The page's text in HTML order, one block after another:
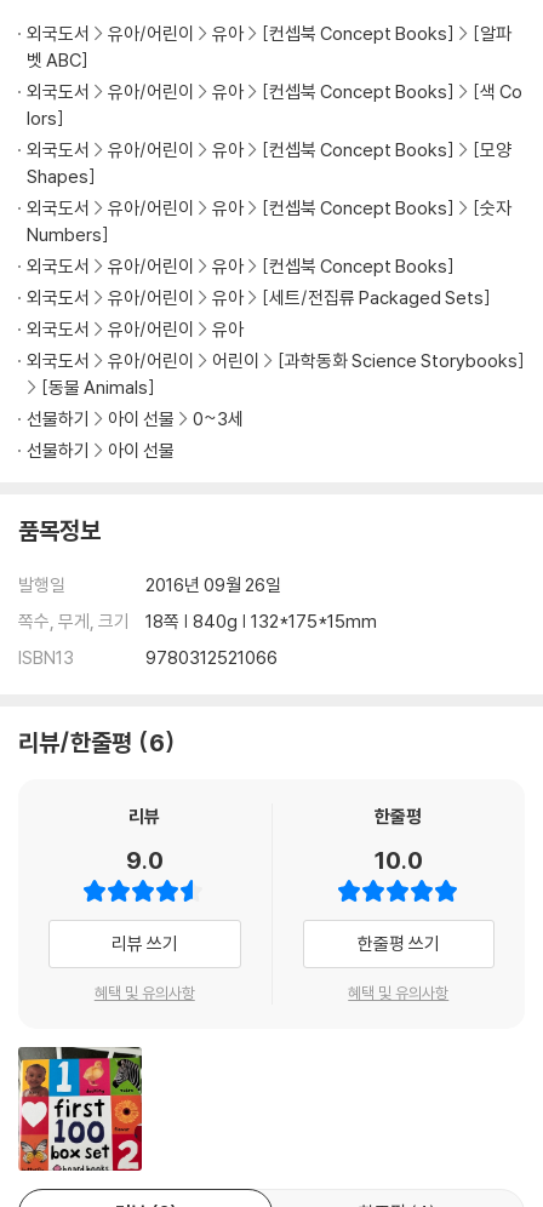
외국도서 유아/어린이 유아 [컨셉북 Concept Books]
[알파
벳 ABC]
외국도서
유아/어린이 유아 [컨셉북 Concept Books]
[색 Co
lors]
외국도서
유아/어린이 유아 [컨셉북 Concept Books]
[모양
Shapes]
외국도서
유아/어린이 유아 [컨셉북 Concept Books]
[숫자
Numbers]
외국도서
유아/어린이 유아
[컨셉북 Concept Books]
외국도서
유아/어린이 유아
[세트/전집류 Packaged Sets]
외국도서
유아/어린이
유아
외국도서
유아/어린이 어린이
[과학동화 Science Storybooks]
[동물 Animals]
선물하기
아이 선물
0~3세
선물하기
아이 선물
품목정보
발행일
2016년 09월 26일
쪽수, 무게, 크기
18쪽 | 840g | 132*175*15mm
ISBN13
9780312521066
리뷰/한줄평 6
리뷰
9.0
리뷰 쓰기
혜택 및 유의사항
한줄평
10.0
한줄평 쓰기
혜택 및 유의사항